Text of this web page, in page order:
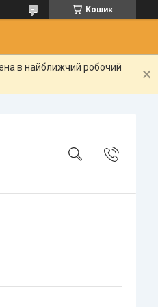
Кошик
в найближчий робочий